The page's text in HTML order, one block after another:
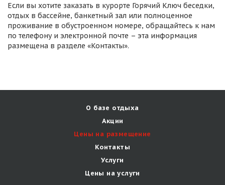
Если вы хотите заказать в курорте Горячий Ключ беседки,
отдых в бассейне, банкетный зал или полноценное
проживание в обустроенном номере, обращайтесь к нам
по телефону и электронной почте – эта информация
размещена в разделе «Контакты».
О базе отдыха
Акции
Цены на размещение
Контакты
Услуги
Цены на услуги